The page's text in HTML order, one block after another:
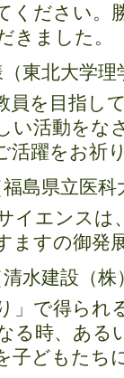
ください。
きました。
東北大学理
員を目指し
い活動をな
活躍をお祈
島県立医科
イエンスは
ますの御発
水建設（株
」で得ら
る時、ある
子どもたち